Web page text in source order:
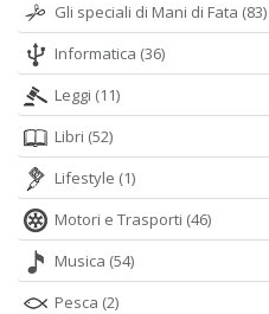
Gli speciali di Mani di Fata (83)
Informatica (36)
Leggi (11)
Libri (52)
Lifestyle (1)
Motori e Trasporti (46)
Musica (54)
Pesca (2)